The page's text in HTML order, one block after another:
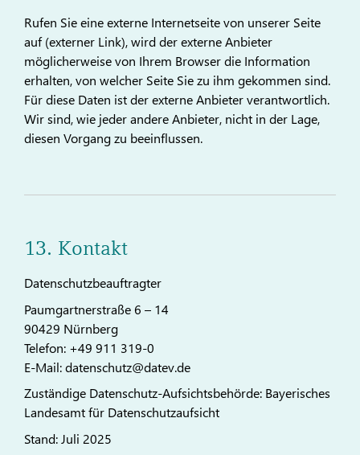
Rufen Sie eine externe Internetseite von unserer Seite
auf (externer Link), wird der externe Anbieter
möglicherweise von Ihrem Browser die Information
erhalten, von welcher Seite Sie zu ihm gekommen sind.
Für diese Daten ist der externe Anbieter verantwortlich.
Wir sind, wie jeder andere Anbieter, nicht in der Lage,
diesen Vorgang zu beeinflussen.
13. Kontakt
Datenschutzbeauftragter
Paumgartnerstraße 6 – 14
90429 Nürnberg
Telefon: +49 911 319-0
E-Mail: datenschutz@datev.de
Zuständige Datenschutz-Aufsichtsbehörde: Bayerisches
Landesamt für Datenschutzaufsicht
Stand: Juli 2025